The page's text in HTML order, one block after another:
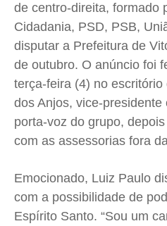
Colunas
Caetano Roque
Gustavo Bastos
Jr Mignone (in memorian)
Wanda Sily
Anuncie
Quem Somos
Colunas
Caetano Roque
Gustavo Bastos
Jr Mignone (in memorian)
Wanda Sily
Anuncie
Quem Somos
Colunas
Caetano Roque
Gustavo Bastos
Jr Mignone (in memorian)
Wanda Sily
Anuncie
Quem Somos
Colunas
Caetano Roque
Gustavo Bastos
Jr Mignone (in memorian)
Wanda Sily
Anuncie
Quem Somos
de centro-direita, formado
Cidadania, PSD, PSB,
disputar a Prefeitura de
de outubro. O anúncio foi
terça-feira (4) no
dos Anjos, vice-
porta-voz do grupo,
com as assessorias fora
Emocionado, Luiz Paulo
com a possibilidade de
Espírito Santo. “Sou um